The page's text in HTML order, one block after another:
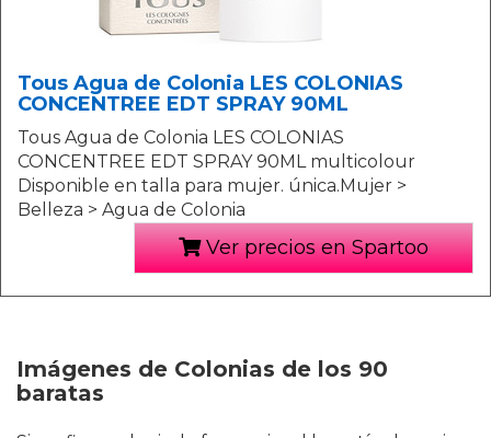
Tous Agua de Colonia LES COLONIAS
CONCENTREE EDT SPRAY 90ML
Tous Agua de Colonia LES COLONIAS
CONCENTREE EDT SPRAY 90ML multicolour
Disponible en talla para mujer. única.Mujer >
Belleza > Agua de Colonia
Ver precios en Spartoo
Imágenes de Colonias de los 90
baratas